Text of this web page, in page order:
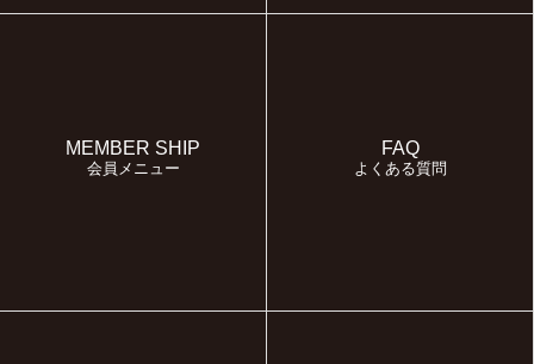
MEMBER SHIP
会員メニュー
FAQ
よくある質問